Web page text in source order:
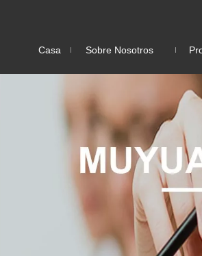
Casa Sobre Nosotros